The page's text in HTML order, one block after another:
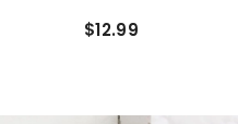
$12.99